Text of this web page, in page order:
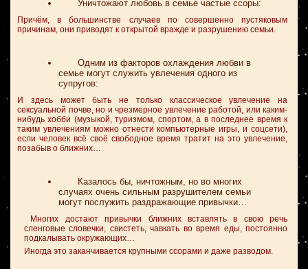
Уничтожают любовь в семье частые ссоры:
Причём, в большинстве случаев по совершенно пустяковым
причинам, они приводят к открытой вражде и разрушению семьи.
Одним из факторов охлаждения любви в
семье могут служить увлечения одного из
супругов:
И здесь может быть не только классическое увлечение на
сексуальной почве, но и чрезмерное увлечение работой, или каким-
нибудь хобби (музыкой, туризмом, спортом, а в последнее время к
таким увлечениям можно отнести компьютерные игры, и соцсети),
если человек всё своё свободное время тратит на это увлечение,
позабыв о ближних…
Казалось бы, ничтожным, но во многих
случаях очень сильным разрушителем семьи
могут послужить раздражающие привычки…
Многих достают привычки ближних вставлять в свою речь
сленговые словечки, свистеть, чавкать во время еды, постоянно
подкалывать окружающих…
Иногда это заканчивается крупными ссорами и даже разводом.